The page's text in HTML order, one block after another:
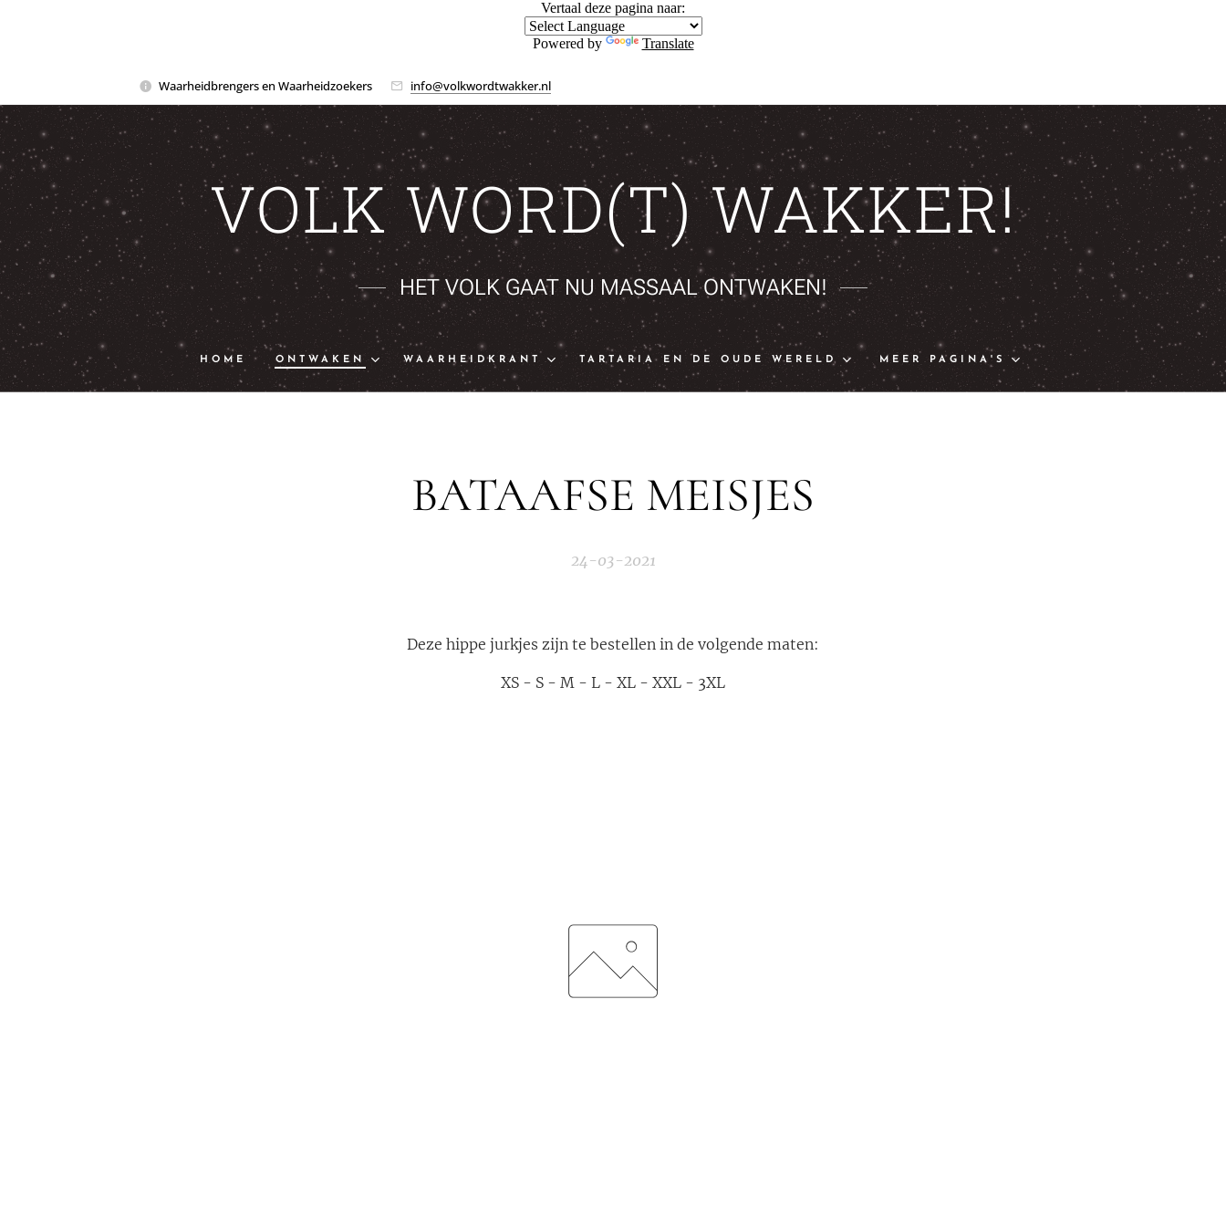
Vertaal deze pagina naar:
Powered by Translate
Waarheidbrengers en Waarheidzoekers info@volkwordtwakker.nl
VOLK WORD(T) WAKKER!
HET VOLK GAAT NU MASSAAL ONTWAKEN!
HOME ONTWAKEN WAARHEIDKRANT TARTARIA EN DE OUDE WERELD MEER PAGINA'S
BATAAFSE MEISJES
24-03-2021
Deze hippe jurkjes zijn te bestellen in de volgende maten:
XS - S - M - L - XL - XXL - 3XL